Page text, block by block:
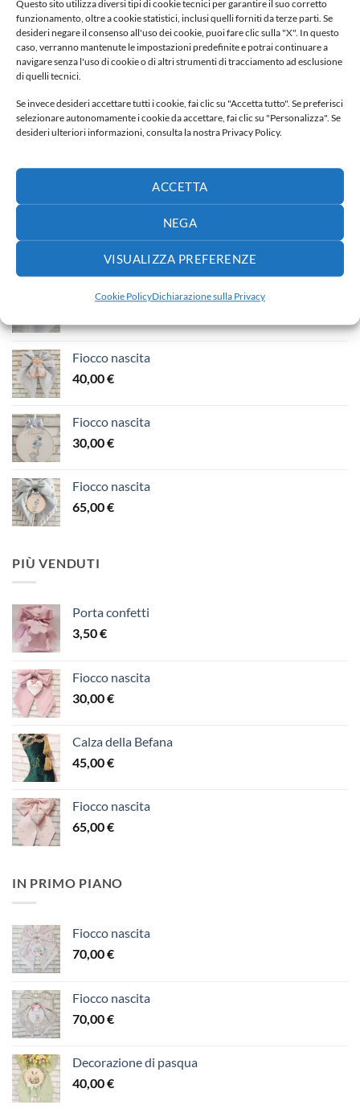
Questo sito utilizza diversi tipi di cookie tecnici per garantire il suo corretto
funzionamento, oltre a cookie statistici, inclusi quelli forniti da terze parti. Se
desideri negare il consenso all'uso dei cookie, puoi fare clic sulla "X". In questo
caso, verranno mantenute le impostazioni predefinite e potrai continuare a
navigare senza l'uso di cookie o di altri strumenti di tracciamento ad esclusione
di quelli tecnici.
Se invece desideri accettare tutti i cookie, fai clic su "Accetta tutto". Se preferisci
selezionare autonomamente i cookie da accettare, fai clic su "Personalizza". Se
desideri ulteriori informazioni, consulta la nostra Privacy Policy.
ACCETTA
NEGA
VISUALIZZA PREFERENZE
Cookie PolicyDichiarazione sulla Privacy
FIOCCO NASCITA
Fiocco nascita
70,00€
Aggiungi alla lista dei
desideri
FIOCCO NASCITA
Fiocco nascita
70,00€
Aggiungi alla lista dei
desideri
NUOVI ARRIVI
Fiocco nascita
Fiocco nascita
40,00€
Fiocco nascita
30,00€
Fiocco nascita
65,00€
PIÙ VENDUTI
Porta confetti
3,50€
Fiocco nascita
30,00€
Calza della Befana
45,00€
Fiocco nascita
65,00€
IN PRIMO PIANO
Fiocco nascita
70,00€
Fiocco nascita
70,00€
Decorazione di pasqua
40,00€